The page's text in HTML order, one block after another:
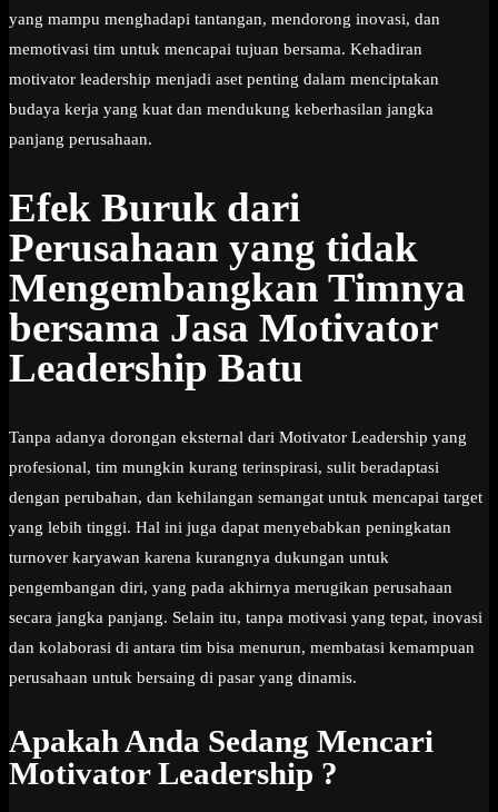
yang mampu menghadapi tantangan, mendorong inovasi, dan
memotivasi tim untuk mencapai tujuan bersama. Kehadiran
motivator leadership menjadi aset penting dalam menciptakan
budaya kerja yang kuat dan mendukung keberhasilan jangka
panjang perusahaan.
Efek Buruk dari
Perusahaan yang tidak
Mengembangkan Timnya
bersama Jasa Motivator
Leadership Batu
Tanpa adanya dorongan eksternal dari Motivator Leadership yang
profesional, tim mungkin kurang terinspirasi, sulit beradaptasi
dengan perubahan, dan kehilangan semangat untuk mencapai target
yang lebih tinggi. Hal ini juga dapat menyebabkan peningkatan
turnover karyawan karena kurangnya dukungan untuk
pengembangan diri, yang pada akhirnya merugikan perusahaan
secara jangka panjang. Selain itu, tanpa motivasi yang tepat, inovasi
dan kolaborasi di antara tim bisa menurun, membatasi kemampuan
perusahaan untuk bersaing di pasar yang dinamis.
Apakah Anda Sedang Mencari
Motivator Leadership ?